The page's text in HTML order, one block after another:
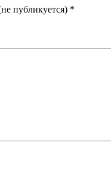
публикуется) *